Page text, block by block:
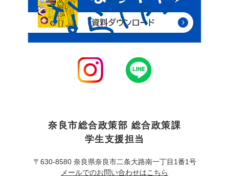
奈良市総合政策部 総合政策課
学生支援担当
〒630-8580 奈良県奈良市二条大路南一丁目1番1号
メールでのお問い合わせはこちら